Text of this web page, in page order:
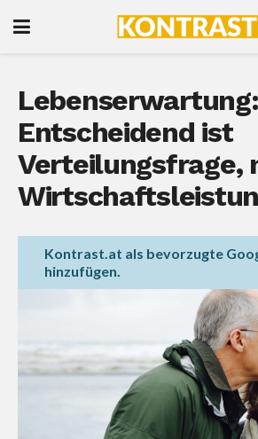
Lebenserwartung:
Entscheidend ist
Verteilungsfrage,
Kontrast.at als bevorzugte
hinzufügen.